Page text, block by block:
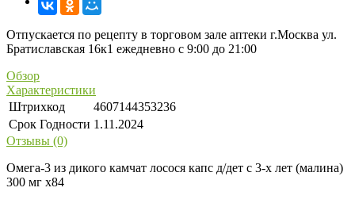
Отпускается по рецепту в торговом зале аптеки г.Москва ул.
Братиславская 16к1 ежедневно с 9:00 до 21:00
Обзор
Характеристики
Штрихкод
4607144353236
Срок Годности 1.11.2024
Отзывы (0)
Омега-3 из дикого камчат лосося капс д/дет с 3-х лет (малина)
300 мг х84